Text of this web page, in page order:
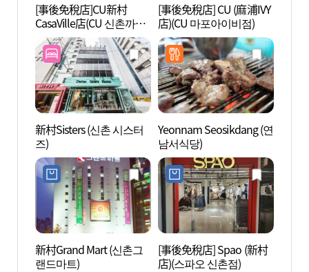
[事後免稅店]CU新村
CasaVille店(CU 신촌까사
빌점)
[事後免稅店] CU (麻浦IVY
店)(CU 마포아이비점)
新村Sisters (신촌 시스터
즈)
Yeonnam Seosikdang (연
남서식당)
新村Grand Mart (신촌그
랜드마트)
[事後免稅店] Spao (新村
店)(스파오 신촌점)